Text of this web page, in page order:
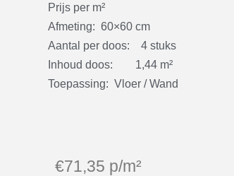
Prijs per m²
Afmeting: 60×60 cm
Aantal per doos: 4 stuks
Inhoud doos: 1,44 m²
Toepassing: Vloer / Wand
€71,35 p/m²